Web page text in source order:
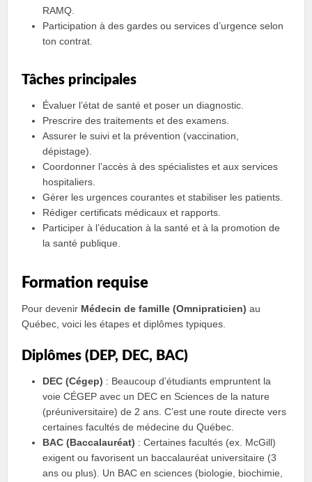
RAMQ.
Participation à des gardes ou services d’urgence selon
ton contrat.
Tâches principales
Évaluer l’état de santé et poser un diagnostic.
Prescrire des traitements et des examens.
Assurer le suivi et la prévention (vaccination,
dépistage).
Coordonner l’accès à des spécialistes et aux services
hospitaliers.
Gérer les urgences courantes et stabiliser les patients.
Rédiger certificats médicaux et rapports.
Participer à l’éducation à la santé et à la promotion de
la santé publique.
Formation requise
Pour devenir Médecin de famille (Omnipraticien) au
Québec, voici les étapes et diplômes typiques.
Diplômes (DEP, DEC, BAC)
DEC (Cégep) : Beaucoup d’étudiants empruntent la
voie CÉGEP avec un DEC en Sciences de la nature
(préuniversitaire) de 2 ans. C’est une route directe vers
certaines facultés de médecine du Québec.
BAC (Baccalauréat) : Certaines facultés (ex. McGill)
exigent ou favorisent un baccalauréat universitaire (3
ans ou plus). Un BAC en sciences (biologie, biochimie,